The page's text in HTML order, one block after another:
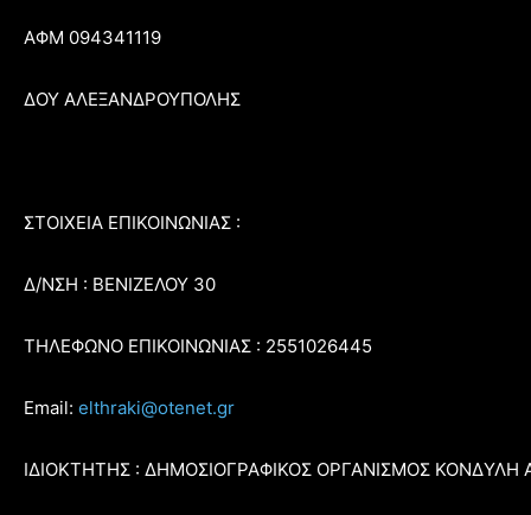
ΑΦΜ 094341119
ΔΟΥ ΑΛΕΞΑΝΔΡΟΥΠΟΛΗΣ
ΣΤΟΙΧΕΙΑ ΕΠΙΚΟΙΝΩΝΙΑΣ :
Δ/ΝΣΗ : ΒΕΝΙΖΕΛΟΥ 30
ΤΗΛΕΦΩΝΟ ΕΠΙΚΟΙΝΩΝΙΑΣ : 2551026445
Email: elthraki@otenet.gr
ΙΔΙΟΚΤΗΤΗΣ : ΔΗΜΟΣΙΟΓΡΑΦΙΚΟΣ ΟΡΓΑΝΙΣΜΟΣ ΚΟΝΔΥΛΗ